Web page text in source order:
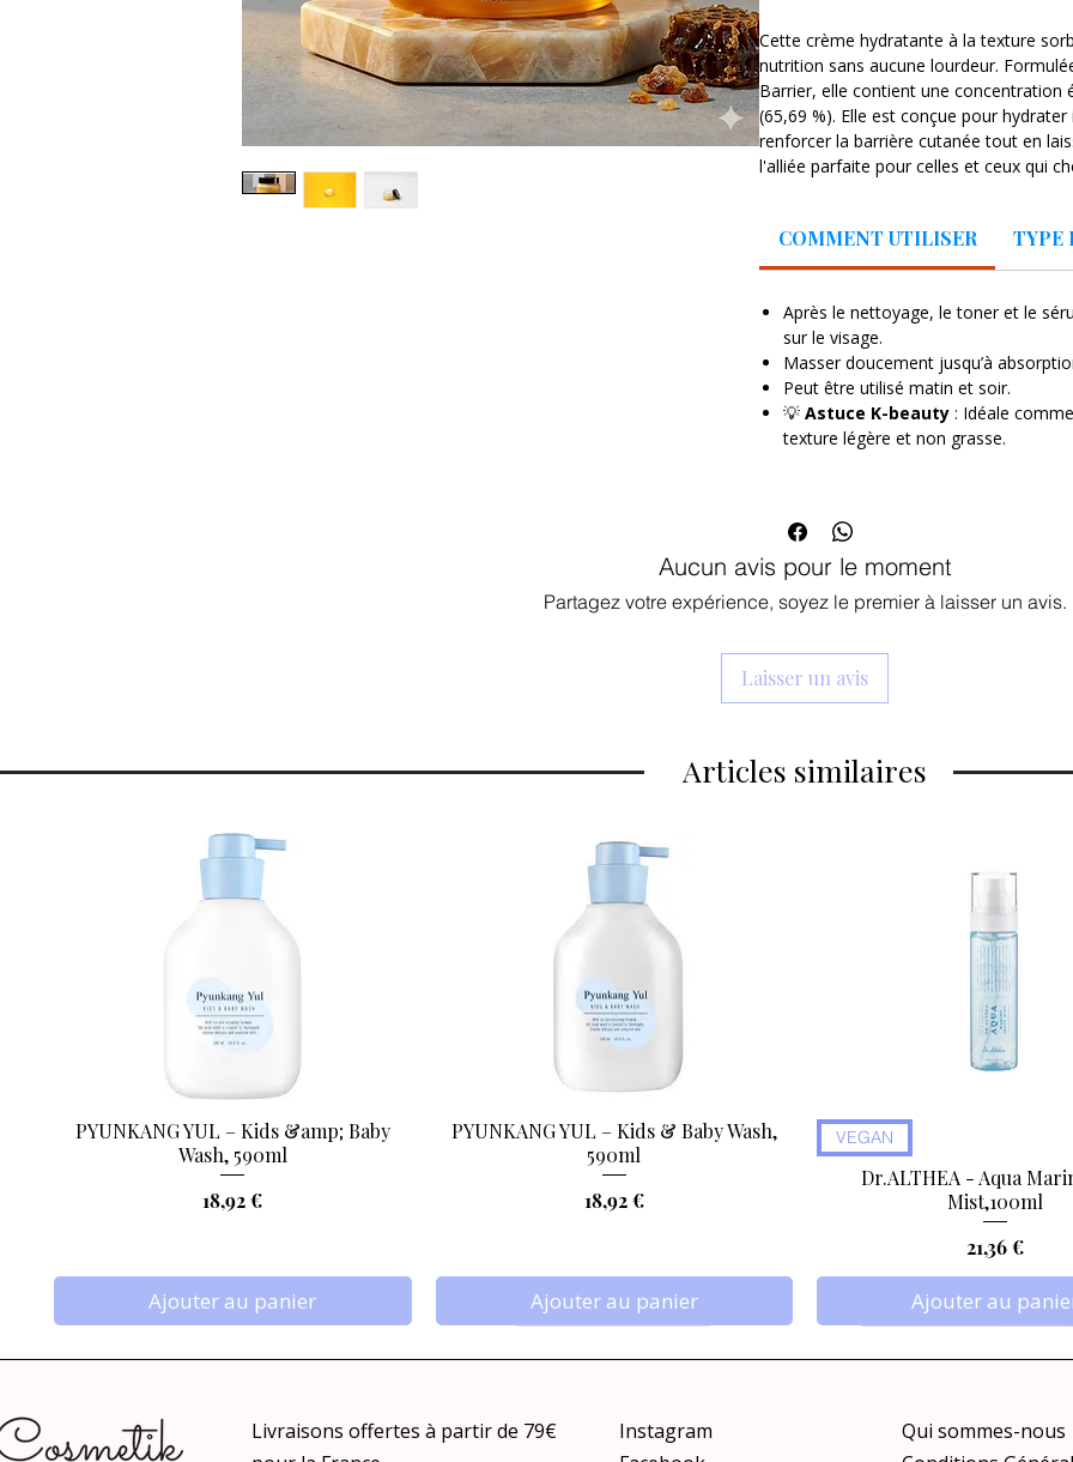
Cette crème hydratante à la texture
nutrition sans aucune lourdeur.
Barrier, elle contient une concentration
(65,69 %). Elle est conçue pour
renforcer la barrière cutanée tout en
l'alliée parfaite pour celles et ceux qui
L'éclat d'un spa coréen dans un pot.
et légèreté. La COSRX Full Fit Propolis
sujette aux imperfections, cette crème
revitalisante pour un teint "honey-glow"
Nutrition Haute Performance :
une peau plus forte.
Texture Sorbet Révolutionnaire :
extérieures et la pollution.
Teint Lumineux : Ravive
Polyvalence : Idéale matin et soir,
maquillage.
COMMENT UTILISER TYPE
Après le nettoyage, le toner et le
sur le visage.
Masser doucement jusqu’à
Peut être utilisé matin et soir.
💡Astuce K-beauty : Idéale
texture légère et non grasse.
Aucun avis pour le moment
Partagez votre expérience, soyez le premier à laisser un avis.
Laisser un avis
Articles similaires
Aperçu rapide
PYUNKANG YUL – Kids &amp; Baby
Wash, 590ml
Prix
18,92 €
Ajouter au panier
Aperçu rapide
PYUNKANG YUL – Kids & Baby Wash,
590ml
Prix
18,92 €
Ajouter au panier
VEGAN
Dr.ALTHEA - Aqua
Mist,100ml
Prix
21,36 €
Ajouter au
Livraisons offertes à partir de 79€
Instagram
Qui sommes-nous